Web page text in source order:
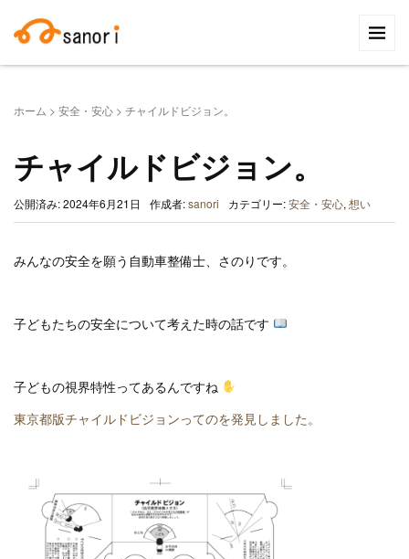
索:
ホーム > 安全・安心 > チャイルドビジョン。
チャイルドビジョン。
公開済み: 2024年6月21日 作成者:sanori カテゴリー:安全・安心, 想い
みんなの安全を願う自動車整備士、さのりです。
子どもたちの安全について考えた時の話です
子どもの視界特性ってあるんですね
東京都版チャイルドビジョンってのを発見しました。